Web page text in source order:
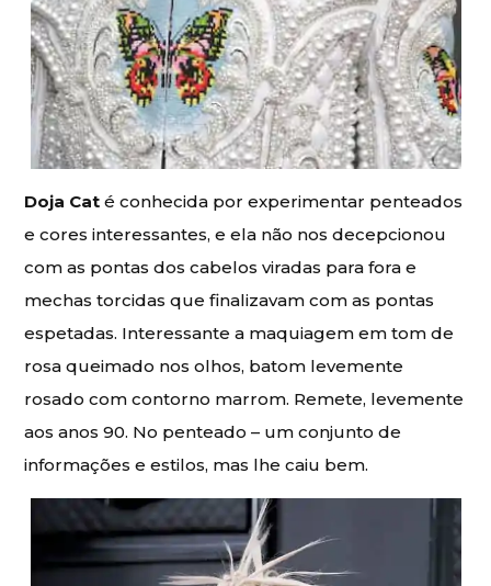
Doja Cat é conhecida por experimentar penteados
e cores interessantes, e ela não nos decepcionou
com as pontas dos cabelos viradas para fora e
mechas torcidas que finalizavam com as pontas
espetadas. Interessante a maquiagem em tom de
rosa queimado nos olhos, batom levemente
rosado com contorno marrom. Remete, levemente
aos anos 90. No penteado – um conjunto de
informações e estilos, mas lhe caiu bem.